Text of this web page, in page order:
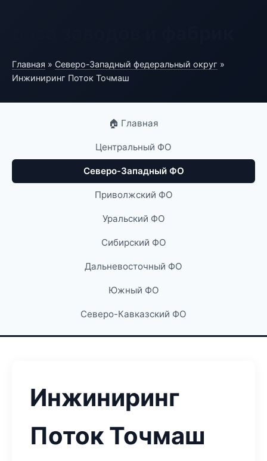
Главная » Северо-Западный федеральный округ »
Инжиниринг Поток Точмаш
🏠 Главная
Центральный ФО
Северо-Западный ФО
Приволжский ФО
Уральский ФО
Сибирский ФО
Дальневосточный ФО
Южный ФО
Северо-Кавказский ФО
Инжиниринг
Поток Точмаш